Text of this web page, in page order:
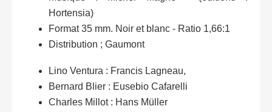
Hortensia)
Format 35 mm. Noir et blanc - Ratio 1,66:1
Distribution ; Gaumont
Lino Ventura : Francis Lagneau,
Bernard Blier : Eusebio Cafarelli
Charles Millot : Hans Müller